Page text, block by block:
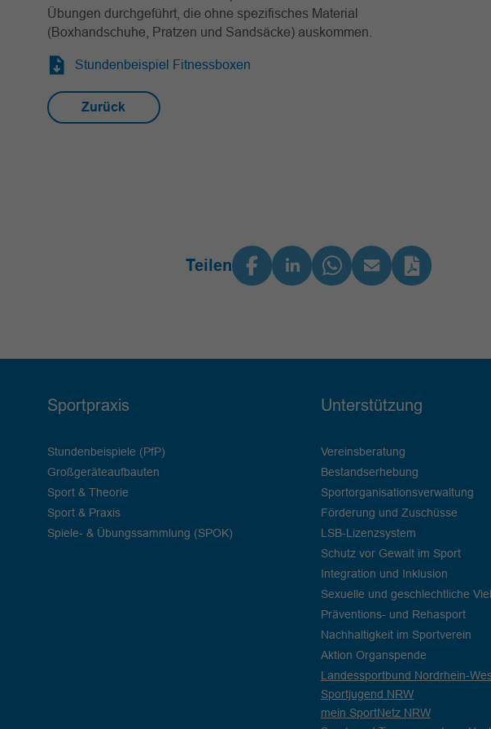
Übungen durchgeführt, die ohne spezifisches Material
(Boxhandschuhe, Pratzen und Sandsäcke) auskommen.
Stundenbeispiel Fitnessboxen
Zurück
Teilen
Sportpraxis
Stundenbeispiele (PfP)
Großgeräteaufbauten
Sport & Theorie
Sport & Praxis
Spiele- & Übungssammlung (SPOK)
Unterstützung
Vereinsberatung
Bestandserhebung
Sportorganisationsverwaltung
Förderung und Zuschüsse
LSB-Lizenzsystem
Schutz vor Gewalt im Sport
Integration und Inklusion
Sexuelle und geschlechtliche
Präventions- und Rehasport
Nachhaltigkeit im Sportverein
Aktion Organspende
Landessportbund Nordrhein-
Sportjugend NRW
mein SportNetz NRW